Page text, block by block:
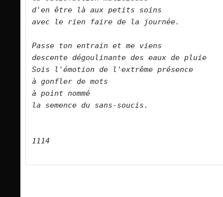
d'en être là aux petits soins
avec le rien faire de la journée.
Passe ton entrain et me viens
descente dégoulinante des eaux de pluie
Sois l'émotion de l'extrême présence
à gonfler de mots
à point nommé
la semence du sans-soucis.
1114